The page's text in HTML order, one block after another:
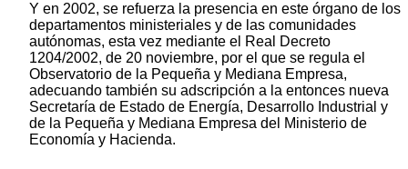
Y en 2002, se refuerza la presencia en este órgano de los
departamentos ministeriales y de las comunidades
autónomas, esta vez mediante el Real Decreto
1204/2002, de 20 noviembre, por el que se regula el
Observatorio de la Pequeña y Mediana Empresa,
adecuando también su adscripción a la entonces nueva
Secretaría de Estado de Energía, Desarrollo Industrial y
de la Pequeña y Mediana Empresa del Ministerio de
Economía y Hacienda.